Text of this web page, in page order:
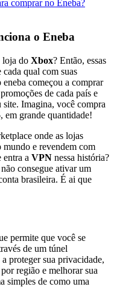
comprar no Eneba?
o Eneba
loja do Xbox? Então, essas
cada qual com suas
começou a comprar
de cada país e
site. Imagina, você compra
em grande quantidade!
onde as lojas
e revendem com
entra a VPN nessa história?
não consegue ativar um
brasileira. É ai que
permite que você se
de um túnel
proteger sua privacidade,
região e melhorar sua
simples de como uma